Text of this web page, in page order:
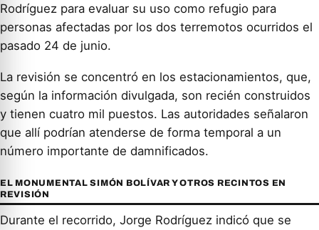
Rodríguez para evaluar su uso como refugio para
personas afectadas por los dos terremotos ocurridos el
pasado 24 de junio.
La revisión se concentró en los estacionamientos, que,
según la información divulgada, son recién construidos
y tienen cuatro mil puestos. Las autoridades señalaron
que allí podrían atenderse de forma temporal a un
número importante de damnificados.
EL MONUMENTAL SIMÓN BOLÍVAR Y OTROS RECINTOS EN
REVISIÓN
Durante el recorrido, Jorge Rodríguez indicó que se